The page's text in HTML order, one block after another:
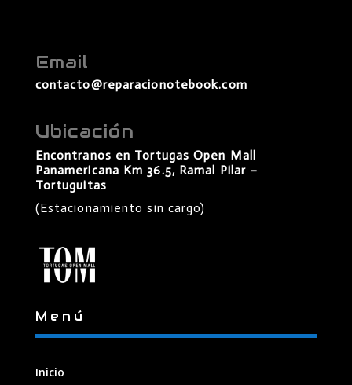
Email
contacto@reparacionotebook.com
Ubicación
Encontranos en Tortugas Open Mall
Panamericana Km 36.5, Ramal Pilar –
Tortuguitas
(Estacionamiento sin cargo)
Menú
Inicio